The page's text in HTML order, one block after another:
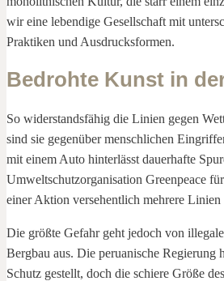
wir eine lebendige Gesellschaft mit
Praktiken und Ausdrucksformen.
Bedrohte Kunst in
So widerstandsfähig die Linien gegen
sind sie gegenüber menschlichen
mit einem Auto hinterlässt dauerhafte
Umweltschutzorganisation Greenpeace
einer Aktion versehentlich mehrere Linien
Die größte Gefahr geht jedoch von
Bergbau aus. Die peruanische Regierung
Schutz gestellt, doch die schiere Größe